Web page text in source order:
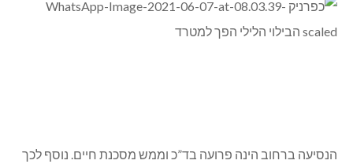
הנסיעה ברחוב הינה פרועה בד”כ וממש מסכנת חיים. נוסף לכך